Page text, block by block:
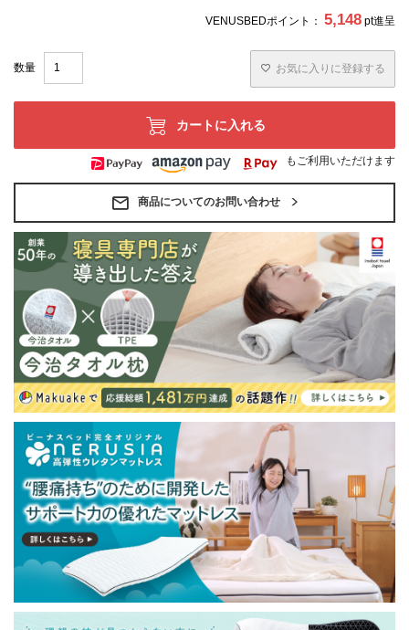
VENUSBEDポイント： 5,148 pt進呈
お気に入りに登録する
カートに入れる
もご利用いただけます
商品についてのお問い合わせ